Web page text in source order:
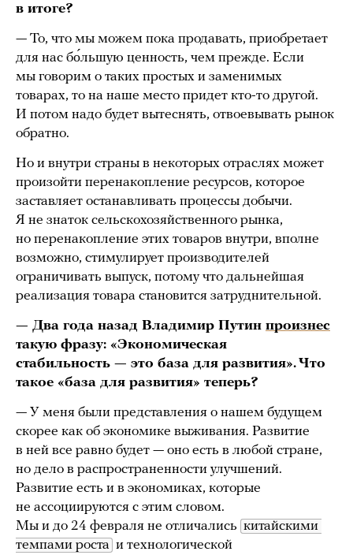
в итоге?
— То, что мы можем пока продавать, приобретает
для нас бо́льшую ценность, чем прежде. Если
мы говорим о таких простых и заменимых
товарах, то на наше место придет кто-то другой.
И потом надо будет вытеснять, отвоевывать рынок
обратно.
Но и внутри страны в некоторых отраслях может
произойти перенакопление ресурсов, которое
заставляет останавливать процессы добычи.
Я не знаток сельскохозяйственного рынка,
но перенакопление этих товаров внутри, вполне
возможно, стимулирует производителей
ограничивать выпуск, потому что дальнейшая
реализация товара становится затруднительной.
— Два года назад Владимир Путин произнес
такую фразу: «Экономическая
стабильность — это база для развития». Что
такое «база для развития» теперь?
— У меня были представления о нашем будущем
скорее как об экономике выживания. Развитие
в ней все равно будет — оно есть в любой стране,
но дело в распространенности улучшений.
Развитие есть и в экономиках, которые
не ассоциируются с этим словом.
Мы и до 24 февраля не отличались китайскими
темпами роста и технологической